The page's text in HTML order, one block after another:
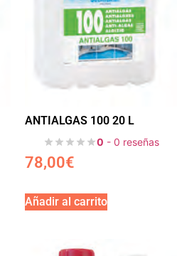
ANTIALGAS 100 20 L
0 - 0 reseñas
78,00€
Añadir al carrito